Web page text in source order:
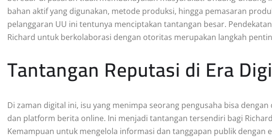
bahan aktif yang digunakan, metode produksi, hingga pemasaran
pelanggaran UU ini tentunya menciptakan tantangan besar.
Richard untuk berkolaborasi dengan otoritas merupakan langkah
Tantangan Reputasi di Era
Di zaman digital ini, isu yang menimpa seorang pengusaha bisa
dan platform berita online. Ini menjadi tantangan tersendiri bagi
Kemampuan untuk mengelola informasi dan tanggapan publik dengan